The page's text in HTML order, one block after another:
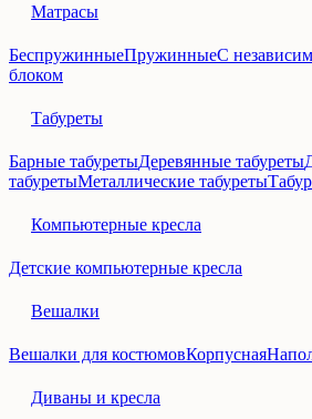
Матрасы
БеспружинныеПружинныеС
блоком
Табуреты
Барные табуретыДеревянные табуреты
табуретыМеталлические табуреты
Компьютерные кресла
Детские компьютерные кресла
Вешалки
Вешалки для костюмовКорпусная
Диваны и кресла